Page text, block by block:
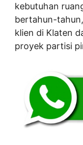
kebutuhan
bertahun-
klien di Klaten
proyek partisi